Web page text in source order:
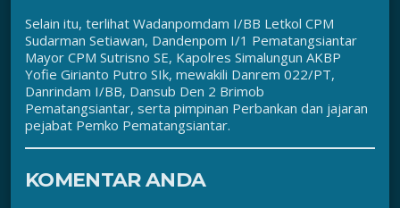
Selain itu, terlihat Wadanpomdam I/BB Letkol CPM
Sudarman Setiawan, Dandenpom I/1 Pematangsiantar
Mayor CPM Sutrisno SE, Kapolres Simalungun AKBP
Yofie Girianto Putro SIk, mewakili Danrem 022/PT,
Danrindam I/BB, Dansub Den 2 Brimob
Pematangsiantar, serta pimpinan Perbankan dan jajaran
pejabat Pemko Pematangsiantar.
KOMENTAR ANDA